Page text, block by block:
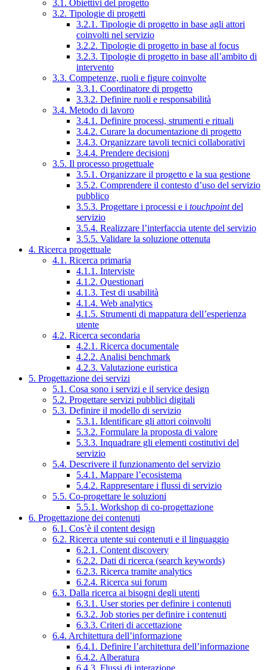
3.1. Obiettivi del progetto
3.2. Tipologie di progetti
3.2.1. Tipologie di progetto in base agli attori
coinvolti nel servizio
3.2.2. Tipologie di progetto in base al focus
3.2.3. Tipologie di progetto in base all’ambito di
intervento
3.3. Competenze, ruoli e figure coinvolte
3.3.1. Coordinatore di progetto
3.3.2. Definire ruoli e responsabilità
3.4. Metodo di lavoro
3.4.1. Definire processi, strumenti e rituali
3.4.2. Curare la documentazione di progetto
3.4.3. Organizzare tavoli tecnici collaborativi
3.4.4. Prendere decisioni
3.5. Il processo progettuale
3.5.1. Organizzare il progetto e la sua gestione
3.5.2. Comprendere il contesto d’uso del servizio
pubblico
3.5.3. Progettare i processi e i touchpointdel
servizio
3.5.4. Realizzare l’interfaccia utente del servizio
3.5.5. Validare la soluzione ottenuta
4. Ricerca progettuale
4.1. Ricerca primaria
4.1.1. Interviste
4.1.2. Questionari
4.1.3. Test di usabilità
4.1.4. Web analytics
4.1.5. Strumenti di mappatura dell’esperienza
utente
4.2. Ricerca secondaria
4.2.1. Ricerca documentale
4.2.2. Analisi benchmark
4.2.3. Valutazione euristica
5. Progettazione dei servizi
5.1. Cosa sono i servizi e il service design
5.2. Progettare servizi pubblici digitali
5.3. Definire il modello di servizio
5.3.1. Identificare gli attori coinvolti
5.3.2. Formulare la proposta di valore
5.3.3. Inquadrare gli elementi costitutivi del
servizio
5.4. Descrivere il funzionamento del servizio
5.4.1. Mappare l’ecosistema
5.4.2. Rappresentare i flussi di servizio
5.5. Co-progettare le soluzioni
5.5.1. Workshop di co-progettazione
6. Progettazione dei contenuti
6.1. Cos’è il content design
6.2. Ricerca utente sui contenuti e il linguaggio
6.2.1. Content discovery
6.2.2. Dati di ricerca (search keywords)
6.2.3. Ricerca tramite analytics
6.2.4. Ricerca sui forum
6.3. Dalla ricerca ai bisogni degli utenti
6.3.1. User stories per definire i contenuti
6.3.2. Job stories per definire i contenuti
6.3.3. Criteri di accettazione
6.4. Architettura dell’informazione
6.4.1. Definire l’architettura dell’informazione
6.4.2. Alberatura
6.4.3. Flussi di interazione